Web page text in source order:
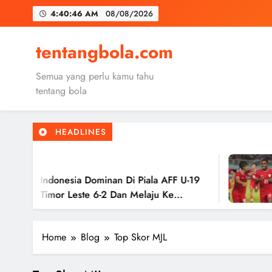
4:40:47 AM 08/08/2026
Malang
Malang
tentangbola.com
Semua yang perlu kamu tahu
tentang bola
HEADLINES
Indonesia Dominan Di Piala AFF U-19
Timor Leste 6-2 Dan Melaju Ke
Home Blog Top Skor MJL